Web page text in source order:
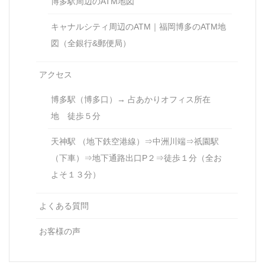
キャナルシティ周辺のATM｜福岡博多のATM地
図（全銀行&郵便局）
アクセス
博多駅（博多口）→ 占あかりオフィス所在
地 徒歩５分
天神駅 （地下鉄空港線）⇒中洲川端⇒祇園駅
（下車）⇒地下通路出口P２⇒徒歩１分（全お
よそ１３分）
よくある質問
お客様の声